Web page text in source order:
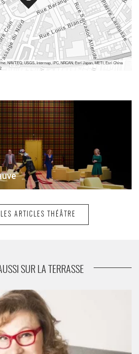
NAVTEQ, USGS, Intermap, iPC, NRCAN, Esri Japan, METI, Esri China
Cité Babel / Du coq à l’âme
LES ARTICLES THÉÂTRE
SUR LA TERRASSE
- Critique sortie Théâtre Lyon Les